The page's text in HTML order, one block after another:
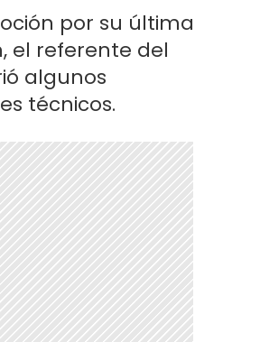
por su última
el referente del
algunos
técnicos.